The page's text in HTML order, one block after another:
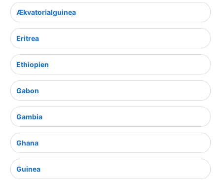
Ækvatorialguinea
Eritrea
Ethiopien
Gabon
Gambia
Ghana
Guinea